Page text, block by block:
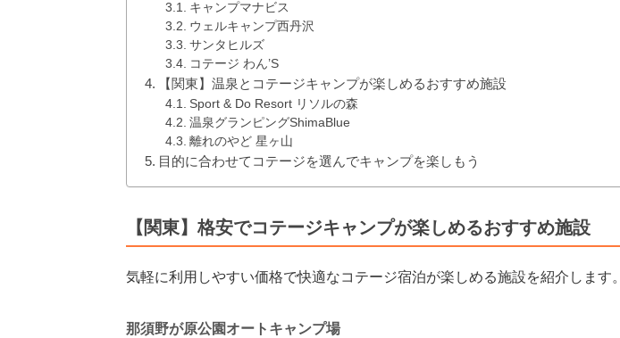
キャンプマナビス
ウェルキャンプ西丹沢
サンタヒルズ
コテージ わん’S
【関東】温泉とコテージキャンプが楽しめるおすすめ施設
Sport & Do Resort リソルの森
温泉グランピングShimaBlue
離れのやど 星ヶ山
目的に合わせてコテージを選んでキャンプを楽しもう
【関東】格安でコテージキャンプが楽しめるおすすめ施設
気軽に利用しやすい価格で快適なコテージ宿泊が楽しめる施設を紹介します。
那須野が原公園オートキャンプ場